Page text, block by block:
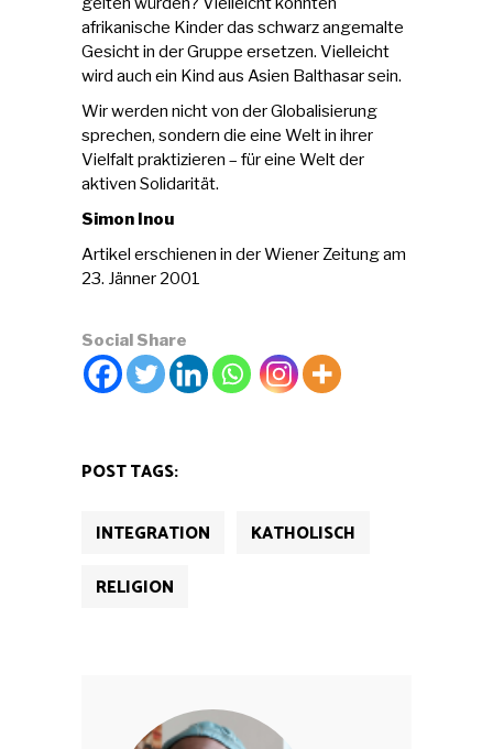
afrikanische Kinder das schwarz angemalte
Gesicht in der Gruppe ersetzen. Vielleicht
wird auch ein Kind aus Asien Balthasar sein.
Wir werden nicht von der Globalisierung
sprechen, sondern die eine Welt in ihrer
Vielfalt praktizieren – für eine Welt der
aktiven Solidarität.
Simon Inou
Artikel erschienen in derWiener Zeitungam
23. Jänner 2001
Social Share
POST TAGS:
INTEGRATION
KATHOLISCH
RELIGION